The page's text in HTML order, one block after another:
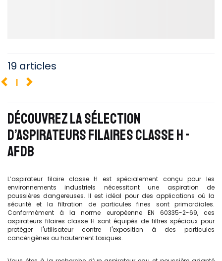
19 articles
1
DÉCOUVREZ LA SÉLECTION
D’ASPIRATEURS FILAIRES CLASSE H -
AFDB
L’aspirateur filaire classe H est spécialement conçu pour les
environnements industriels nécessitant une aspiration de
poussières dangereuses. Il est idéal pour des applications où la
sécurité et la filtration de particules fines sont primordiales.
Conformément à la norme européenne EN 60335-2-69, ces
aspirateurs filaires classe H sont équipés de filtres spéciaux pour
protéger l'utilisateur contre l'exposition à des particules
cancérigènes ou hautement toxiques.